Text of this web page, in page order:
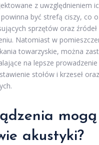
z uwzględnieniem
powinna być strefą ciszy, co
sprzętów oraz
Natomiast w
towarzyskie, można
na lepsze
stołów i krzeseł
akustyki?